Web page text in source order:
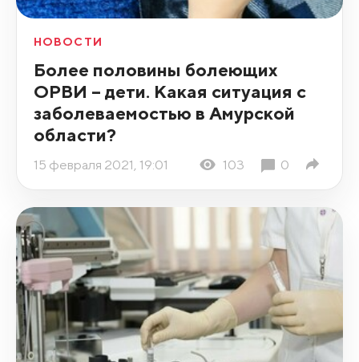
НОВОСТИ
Более половины болеющих
ОРВИ – дети. Какая ситуация с
заболеваемостью в Амурской
области?
15 февраля 2021, 19:01 103 0